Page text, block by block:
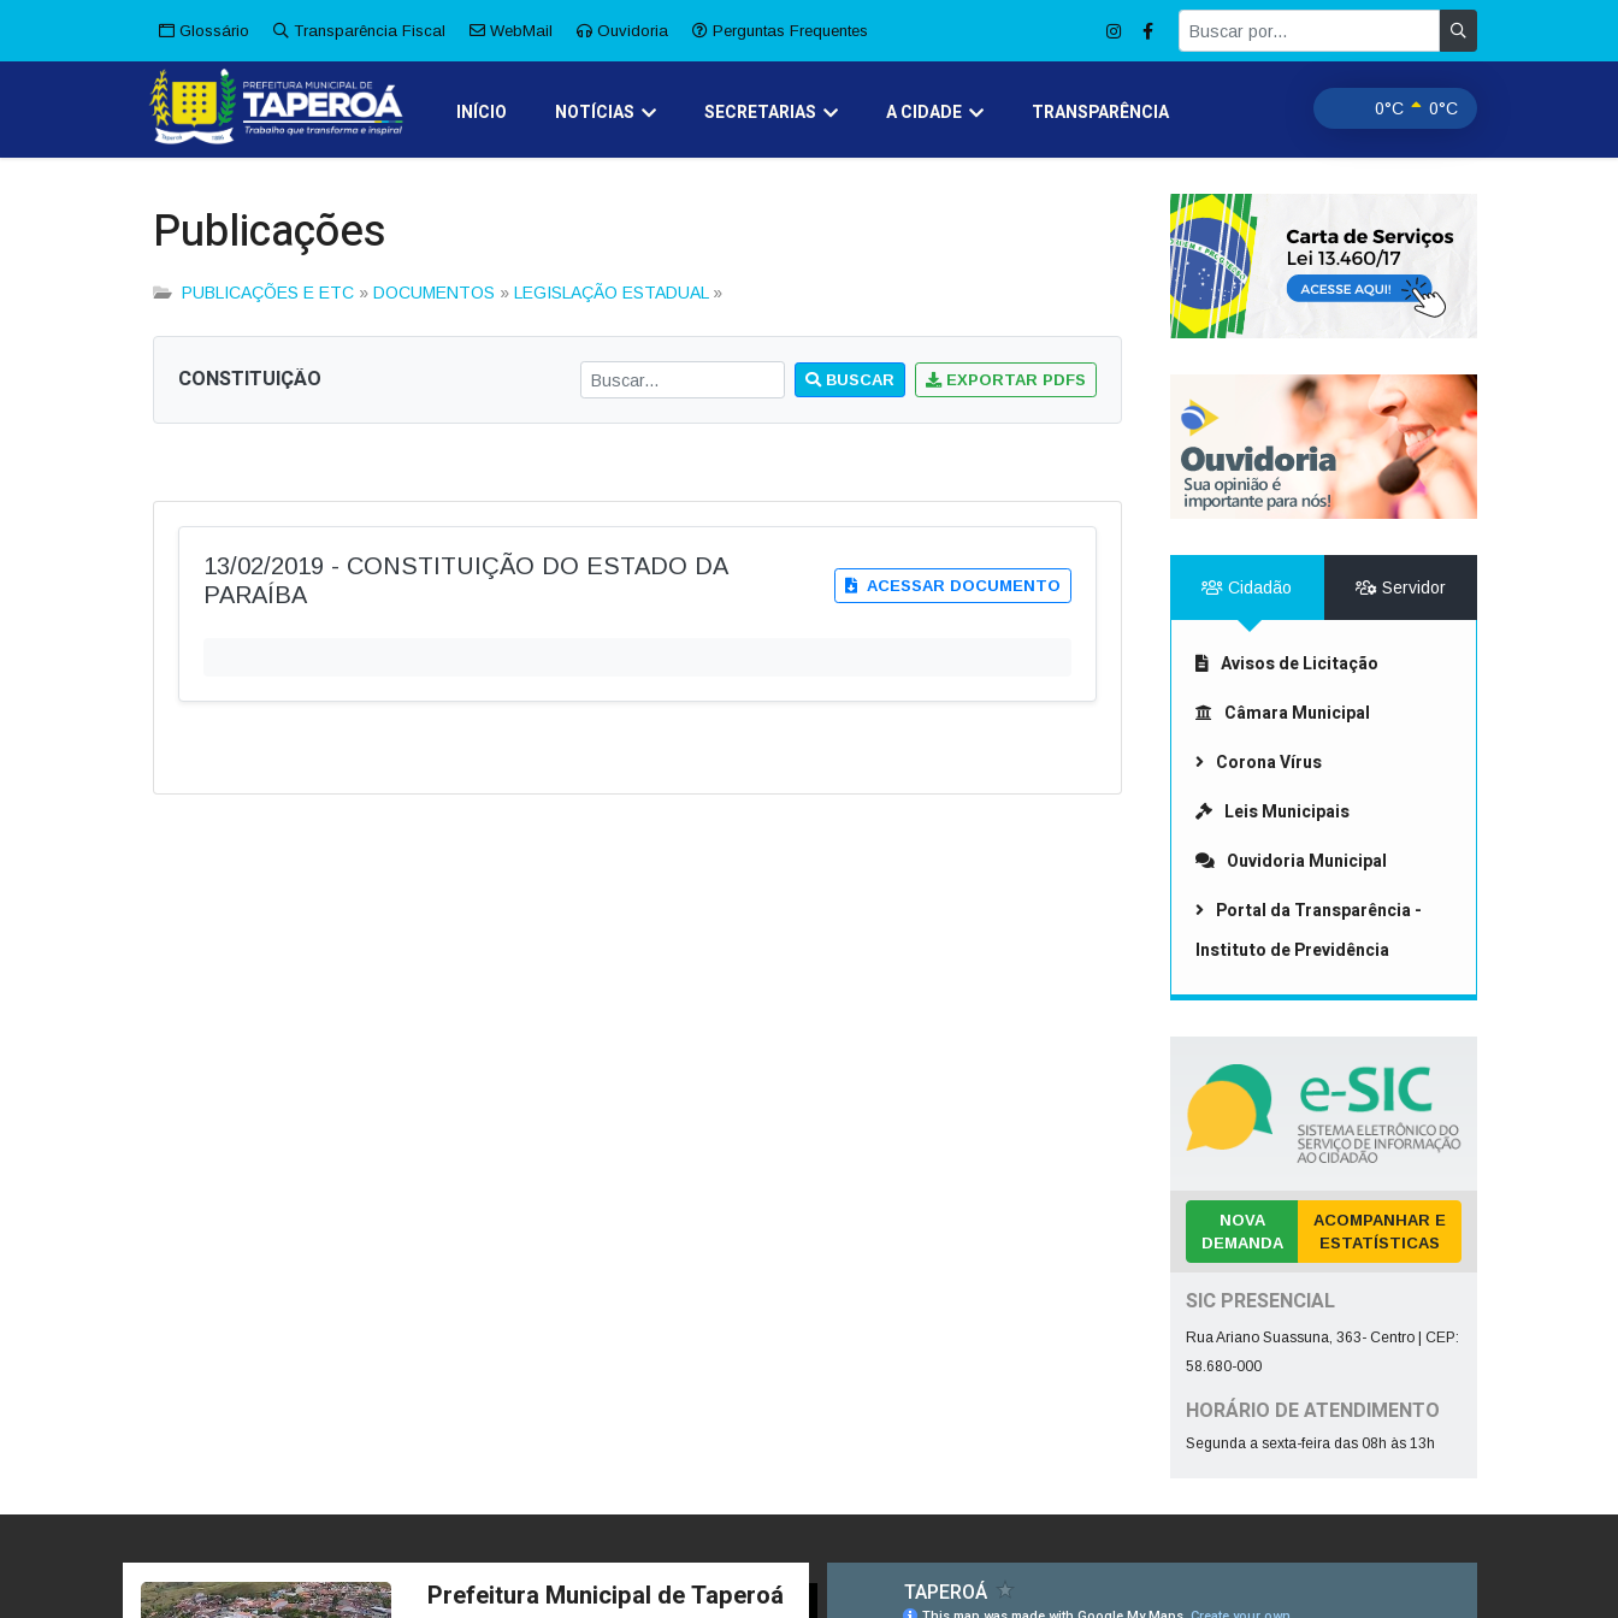
Glossário Transparência Fiscal WebMail Ouvidoria Perguntas Frequentes
0°C 0°C
INÍCIO NOTÍCIAS SECRETARIAS A CIDADE TRANSPARÊNCIA
Publicações
PUBLICAÇÕES E ETC » DOCUMENTOS » LEGISLAÇÃO ESTADUAL »
CONSTITUIÇÃO BUSCAR EXPORTAR PDFS
13/02/2019 - CONSTITUIÇÃO DO ESTADO DA
PARAÍBA
ACESSAR DOCUMENTO Cidadão Servidor
Avisos de Licitação
Câmara Municipal
Corona Vírus
Leis Municipais
Ouvidoria Municipal
Portal da Transparência -
Instituto de Previdência
NOVA
DEMANDA
ACOMPANHAR E
ESTATÍSTICAS
SIC PRESENCIAL
Rua Ariano Suassuna, 363- Centro | CEP:
58.680-000
HORÁRIO DE ATENDIMENTO
Segunda a sexta-feira das 08h às 13h
Prefeitura Municipal de Taperoá